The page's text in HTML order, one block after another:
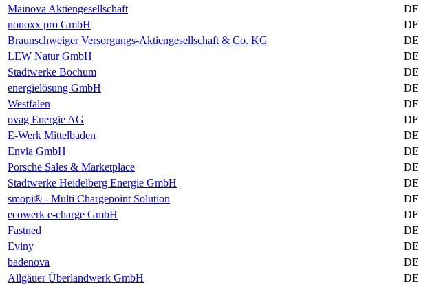
Mainova Aktiengesellschaft
DE
nonoxx pro GmbH
DE
Braunschweiger Versorgungs-Aktiengesellschaft & Co. KG
DE
LEW Natur GmbH
DE
Stadtwerke Bochum
DE
energielösung GmbH
DE
Westfalen
DE
ovag Energie AG
DE
E-Werk Mittelbaden
DE
Envia GmbH
DE
Porsche Sales & Marketplace
DE
Stadtwerke Heidelberg Energie GmbH
DE
smopi® - Multi Chargepoint Solution
DE
ecowerk e-charge GmbH
DE
Fastned
DE
Eviny
DE
badenova
DE
Allgäuer Überlandwerk GmbH
DE